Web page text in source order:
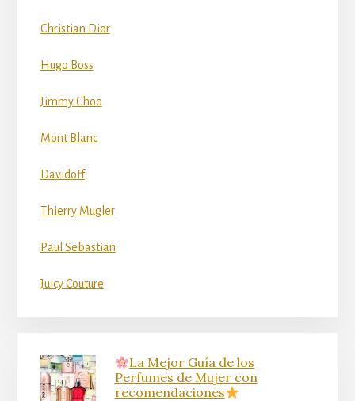
Christian Dior
Hugo Boss
Jimmy Choo
Mont Blanc
Davidoff
Thierry Mugler
Paul Sebastian
Juicy Couture
La Mejor Guía de los
Perfumes de Mujer con
recomendaciones